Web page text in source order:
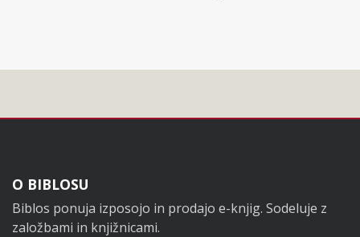
Noga
O BIBLOSU
Biblos ponuja izposojo in prodajo e-knjig. Sodeluje z
založbami in knjižnicami.